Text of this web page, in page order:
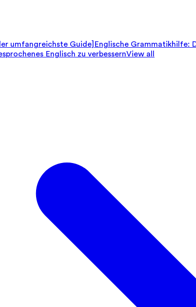
umfangreichste Guide] Englische Grammatikhilfe:
Englisch zu verbessernView all